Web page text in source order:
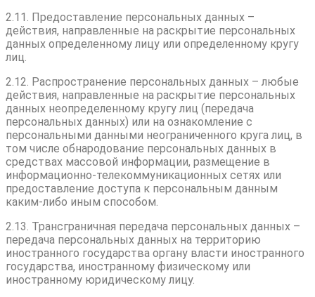
2.11. Предоставление персональных данных –
действия, направленные на раскрытие персональных
данных определенному лицу или определенному кругу
лиц.
2.12. Распространение персональных данных – любые
действия, направленные на раскрытие персональных
данных неопределенному кругу лиц (передача
персональных данных) или на ознакомление с
персональными данными неограниченного круга лиц, в
том числе обнародование персональных данных в
средствах массовой информации, размещение в
информационно-телекоммуникационных сетях или
предоставление доступа к персональным данным
каким-либо иным способом.
2.13. Трансграничная передача персональных данных –
передача персональных данных на территорию
иностранного государства органу власти иностранного
государства, иностранному физическому или
иностранному юридическому лицу.